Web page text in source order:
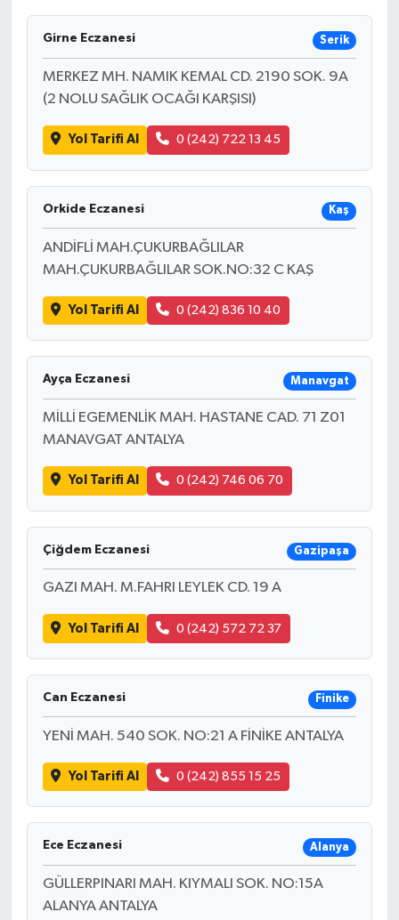
Girne Eczanesi Serik
MERKEZ MH. NAMIK KEMAL CD. 2190 SOK. 9A
(2 NOLU SAĞLIK OCAĞI KARŞISI)
Yol Tarifi Al 0 (242) 722 13 45
Orkide Eczanesi Kaş
ANDİFLİ MAH.ÇUKURBAĞLILAR
MAH.ÇUKURBAĞLILAR SOK.NO:32 C KAŞ
Yol Tarifi Al 0 (242) 836 10 40
Ayça Eczanesi Manavgat
MİLLİ EGEMENLİK MAH. HASTANE CAD. 71 Z01
MANAVGAT ANTALYA
Yol Tarifi Al 0 (242) 746 06 70
Çiğdem Eczanesi Gazipaşa
GAZI MAH. M.FAHRI LEYLEK CD. 19 A
Yol Tarifi Al 0 (242) 572 72 37
Can Eczanesi Finike
YENİ MAH. 540 SOK. NO:21 A FİNİKE ANTALYA
Yol Tarifi Al 0 (242) 855 15 25
Ece Eczanesi Alanya
GÜLLERPINARI MAH. KIYMALI SOK. NO:15A
ALANYA ANTALYA